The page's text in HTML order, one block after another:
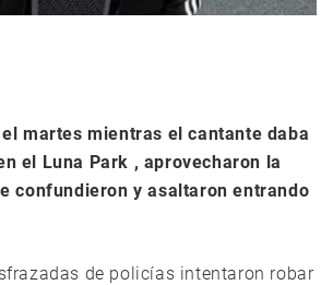
martes mientras el cantante daba
el Luna Park , aprovecharon la
confundieron y asaltaron entrando
de policías intentaron robar